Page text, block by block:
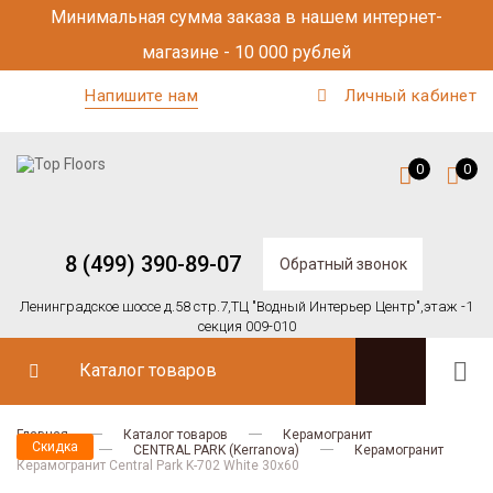
Минимальная сумма заказа в нашем интернет-
магазине - 10 000 рублей
Напишите нам Личный кабинет
8 (499) 390-89-07 Обратный звонок
Ленинградское шоссе д.58 стр.7,ТЦ "Водный Интерьер Центр",этаж -1
секция 009-010
0 0
Каталог товаров
Главная Каталог товаров
Керамогранит
Kerranova
CENTRAL PARK (Kerranova)
Керамогранит
Керамогранит Central Park K-702 White 30x60
Скидка